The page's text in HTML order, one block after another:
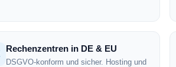
Rechenzentren in DE & EU
DSGVO-konform und sicher. Hosting und